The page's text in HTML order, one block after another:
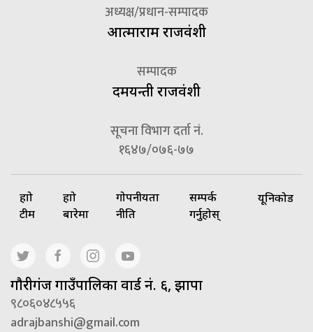
अध्यक्ष/प्रधान-सम्पादक
आत्माराम राजवंशी
सम्पादक
दमयन्ती राजवंशी
सूचना विभाग दर्ता नं.
१६४७/०७६-७७
हाम्रो
टीम
हाम्रो
बारेमा
गोपनीयता
नीति
सम्पर्क
गर्नुहोस्
यूनिकोड
गाैरीगंज गाउँपालिका वार्ड नं. ६, झापा
९८०६०४८५५६
adrajbanshi@gmail.com